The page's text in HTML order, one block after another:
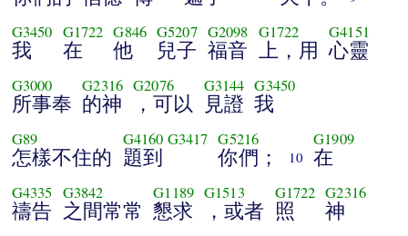
G3450
我
G1722
在
G846
他
G5207
兒子
G2098
福音
G1722
上，用
G4151
心靈
G3000
所事奉
G2316
的神
G2076
，可以
G3144
見證
G3450
我
G89
怎樣不住的
G4160 G3417
題到
G5216
你們； 10
G1909
在
G4335
禱告
G3842
之間常常
G1189
懇求
G1513
，或者
G1722
照
G2316
神